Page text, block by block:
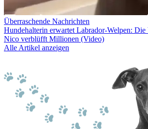
Überraschende Nachrichten
Hundehalterin erwartet Labrador-Welpen:
Nico verblüfft Millionen (Video)
Alle Artikel anzeigen